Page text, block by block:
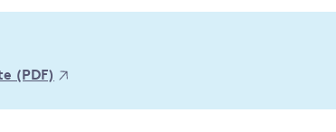
security and behaviour
action on
change
(PDF)